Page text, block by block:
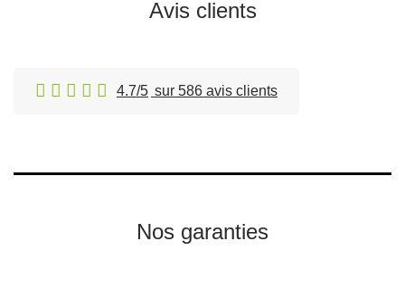
Avis clients
4.7/5 sur 586 avis clients
Nos garanties